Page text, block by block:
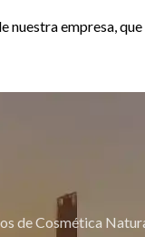
empresa,
de Cosmética